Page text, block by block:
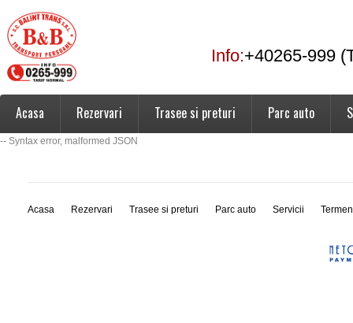
Info:+40265-999
Acasa Rezervari Trasee si preturi Parc auto
-- Syntax error, malformed JSON
Acasa Rezervari Trasee si preturi Parc auto Servicii